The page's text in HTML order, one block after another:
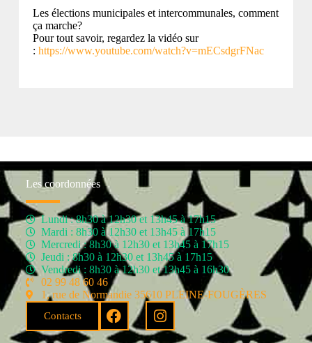
Les élections municipales et intercommunales, comment
ça marche?
Pour tout savoir, regardez la vidéo sur
: https://www.youtube.com/watch?v=mECsdgrFNac
Les coordonnées
Lundi : 8h30 à 12h30 et 13h45 à 17h15
Mardi : 8h30 à 12h30 et 13h45 à 17h15
Mercredi : 8h30 à 12h30 et 13h45 à 17h15
Jeudi : 8h30 à 12h30 et 13h45 à 17h15
Vendredi : 8h30 à 12h30 et 13h45 à 16h30
02 99 48 60 46
1, rue de Normandie 35610 PLEINE-FOUGÈRES
Contacts